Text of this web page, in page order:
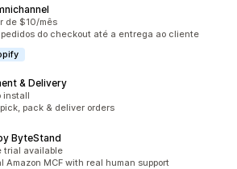
de $10/mês
do checkout até a entrega ao cliente
& Delivery
install
pack & deliver orders
ByteStand
trial available
Amazon MCF with real human support